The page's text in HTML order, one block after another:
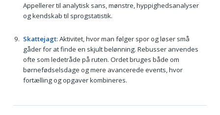
Appellerer til analytisk sans, mønstre, hyppighedsanalyser
og kendskab til sprogstatistik.
Skattejagt: Aktivitet, hvor man følger spor og løser små
gåder for at finde en skjult belønning. Rebusser anvendes
ofte som ledetråde på ruten. Ordet bruges både om
børnefødselsdage og mere avancerede events, hvor
fortælling og opgaver kombineres.